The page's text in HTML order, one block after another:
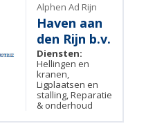
Alphen Ad Rijn
Haven aan
den Rijn b.v.
Diensten:
Hellingen en
kranen,
Ligplaatsen en
stalling, Reparatie
& onderhoud